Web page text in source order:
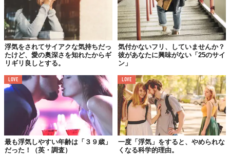
浮気をされてサイアクな気持ちだっ
たけど、愛の奥深さを知れたからギ
リギリ良しとする。
気付かないフリ、していませんか？
彼があなたに興味がない「25のサイ
ン」
LOVE
最も浮気しやすい年齢は「３９歳」
だった！（英・調査）
LOVE
一度「浮気」をすると、やめられな
くなる科学的理由。